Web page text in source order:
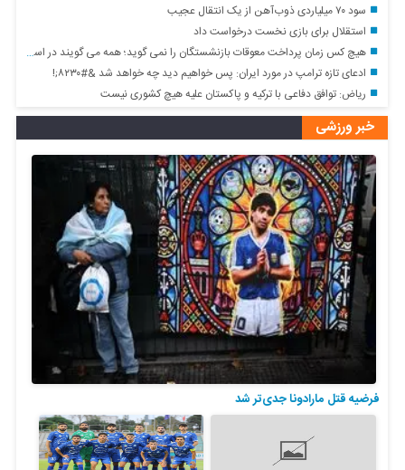
سود ۷۰ میلیاردی ذوب‌آهن از یک انتقال عجیب
استقلال برای بازی نخست درخواست داد
هیچ کس زمان پرداخت معوقات بازنشستگان را نمی گوید؛ همه می گویند در اسرع وقت
ادعای تازه ترامپ در مورد ایران: پس خواهیم دید چه خواهد شد &#۸۲۳۰;!
ریاض: توافق دفاعی با ترکیه و پاکستان علیه هیچ کشوری نیست
خبر ورزشی
فرضیه قتل مارادونا جدی‌تر شد